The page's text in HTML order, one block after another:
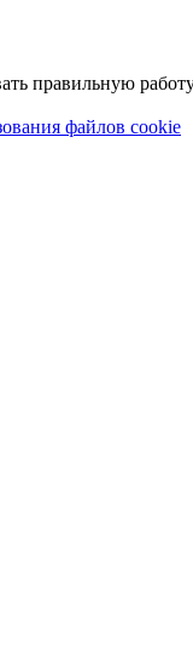
правильную
файлов cookie